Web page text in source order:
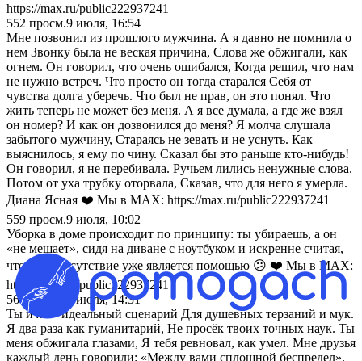
https://max.ru/public222937241
552 просм.9 июля, 16:54
Мне позвонил из прошлого мужчина. А я давно не помнила о
нем Звонку была не веская причина, Слова же обжигали, как
огнем. Он говорил, что очень ошибался, Когда решил, что нам
не нужно встреч. Что просто он тогда старался Себя от
чувства долга уберечь. Что был не прав, он это понял. Что
жить теперь не может без меня. А я все думала, а где же взял
он номер? И как он дозвонился до меня? Я молча слушала
забытого мужчину, Стараясь не зевать и не уснуть. Как
выяснилось, я ему по чину. Сказал бы это раньше кто-нибудь!
Он говорил, я не перебивала. Ручьем лились ненужные слова.
Потом от уха трубку оторвала, Сказав, что для него я умерла.
Диана Ясная ❤️ Мы в MAX: https://max.ru/public222937241
559 просм.9 июля, 10:02
Уборка в доме происходит по принципу: ты убираешь, а он
«не мешает», сидя на диване с ноутбуком и искренне считая,
что его присутствие уже является помощью 😕 ❤️ Мы в MAX:
https://max.ru/public222937241
568просм.
8 июля, 14:31
Ты и я — идеальный сценарий Для душевных терзаний и мук.
Я два раза как гуманитарий, Не просёк твоих точных наук. Ты
меня обжигала глазами, Я тебя ревновал, как умел. Мне друзья
каждый день говорили: «Между вами сплошной беспредел».